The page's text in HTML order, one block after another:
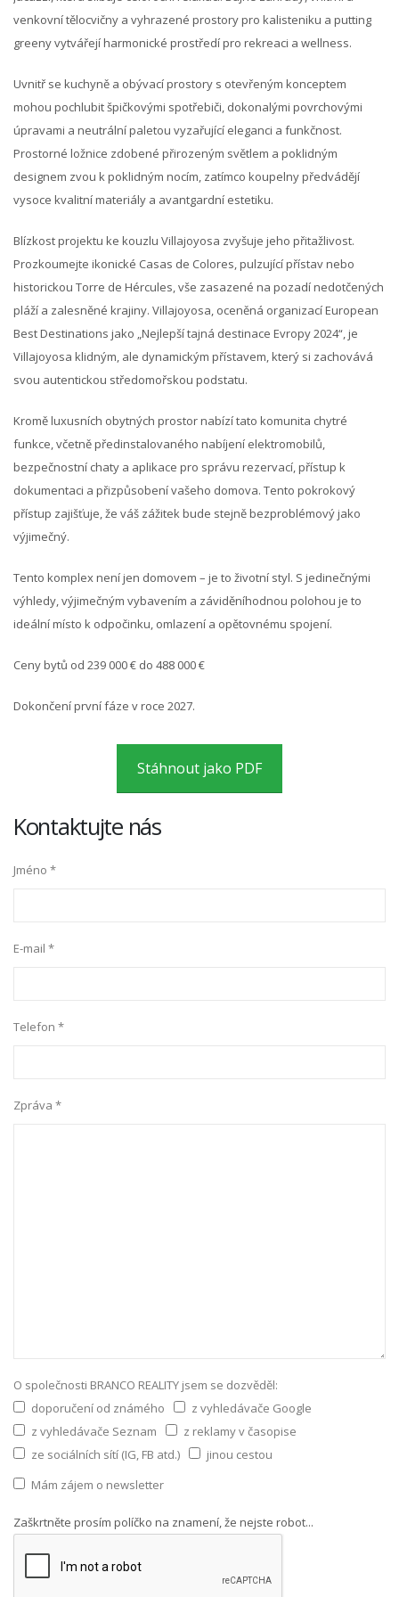
venkovní tělocvičny a vyhrazené prostory pro kalisteniku a putting
greeny vytvářejí harmonické prostředí pro rekreaci a wellness.
Uvnitř se kuchyně a obývací prostory s otevřeným konceptem
mohou pochlubit špičkovými spotřebiči, dokonalými povrchovými
úpravami a neutrální paletou vyzařující eleganci a funkčnost.
Prostorné ložnice zdobené přirozeným světlem a poklidným
designem zvou k poklidným nocím, zatímco koupelny předvádějí
vysoce kvalitní materiály a avantgardní estetiku.
Blízkost projektu ke kouzlu Villajoyosa zvyšuje jeho přitažlivost.
Prozkoumejte ikonické Casas de Colores, pulzující přístav nebo
historickou Torre de Hércules, vše zasazené na pozadí nedotčených
pláží a zalesněné krajiny. Villajoyosa, oceněná organizací European
Best Destinations jako „Nejlepší tajná destinace Evropy 2024“, je
Villajoyosa klidným, ale dynamickým přístavem, který si zachovává
svou autentickou středomořskou podstatu.
Kromě luxusních obytných prostor nabízí tato komunita chytré
funkce, včetně předinstalovaného nabíjení elektromobilů,
bezpečnostní chaty a aplikace pro správu rezervací, přístup k
dokumentaci a přizpůsobení vašeho domova. Tento pokrokový
přístup zajišťuje, že váš zážitek bude stejně bezproblémový jako
výjimečný.
Tento komplex není jen domovem – je to životní styl. S jedinečnými
výhledy, výjimečným vybavením a záviděníhodnou polohou je to
ideální místo k odpočinku, omlazení a opětovnému spojení.
Ceny bytů od 239 000 € do 488 000 €
Dokončení první fáze v roce 2027.
Stáhnout jako PDF
Kontaktujte nás
Jméno *
E-mail *
Telefon *
Zpráva *
O společnosti BRANCO REALITY jsem se dozvěděl:
doporučení od známého
z vyhledávače Google
z vyhledávače Seznam
z reklamy v časopise
ze sociálních sítí (IG, FB atd.)
jinou cestou
Mám zájem o newsletter
Zaškrtněte prosím políčko na znamení, že nejste robot...